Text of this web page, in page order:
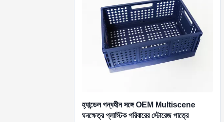
হ্যান্ডেল গন্ধহীন সঙ্গে OEM Multiscene
ঘনক্ষেত্র প্লাস্টিক পরিবারের স্টোরেজ পাত্রে